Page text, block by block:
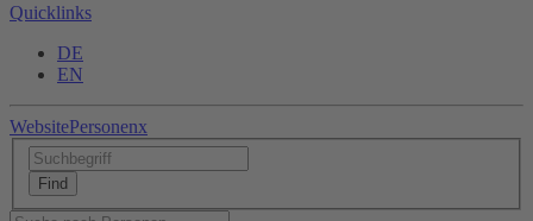
Quicklinks
DE
EN
WebsitePersonenx